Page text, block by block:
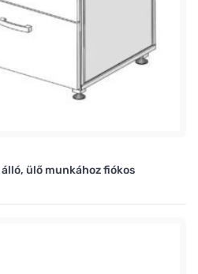
ülő munkához fiókos